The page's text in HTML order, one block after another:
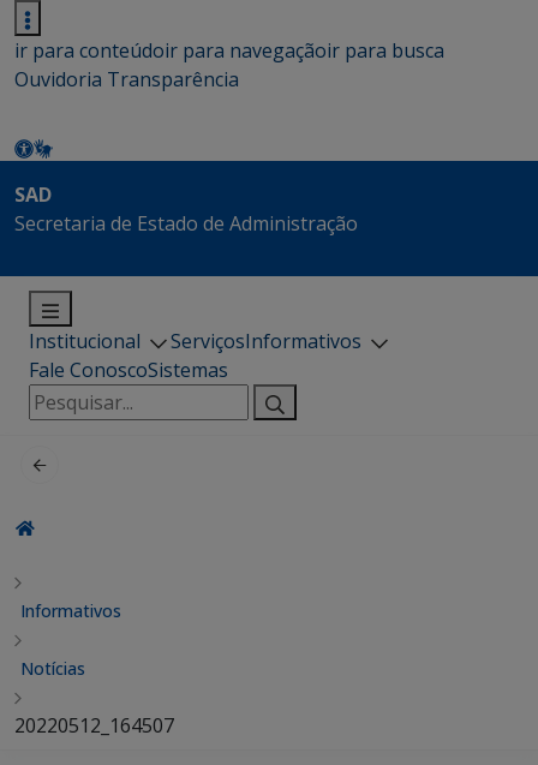
ir para conteúdoir para navegaçãoir para busca
Ouvidoria Transparência
SAD
Secretaria de Estado de Administração
Institucional ServiçosInformativos
Fale ConoscoSistemas
Pesquisar
por:
Informativos
Notícias
20220512_164507